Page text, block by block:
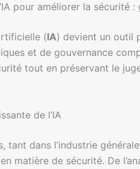
pour améliorer la sécurité
(IA) devient un outil
et de gouvernance
tout en préservant le
de l’IA
tant dans l’industrie
matière de sécurité. De